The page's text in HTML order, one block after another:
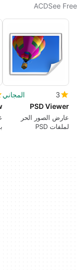
ACDSee Free
3
المجاني
PSD Viewer
عارض الصور الحر
لملفات PSD